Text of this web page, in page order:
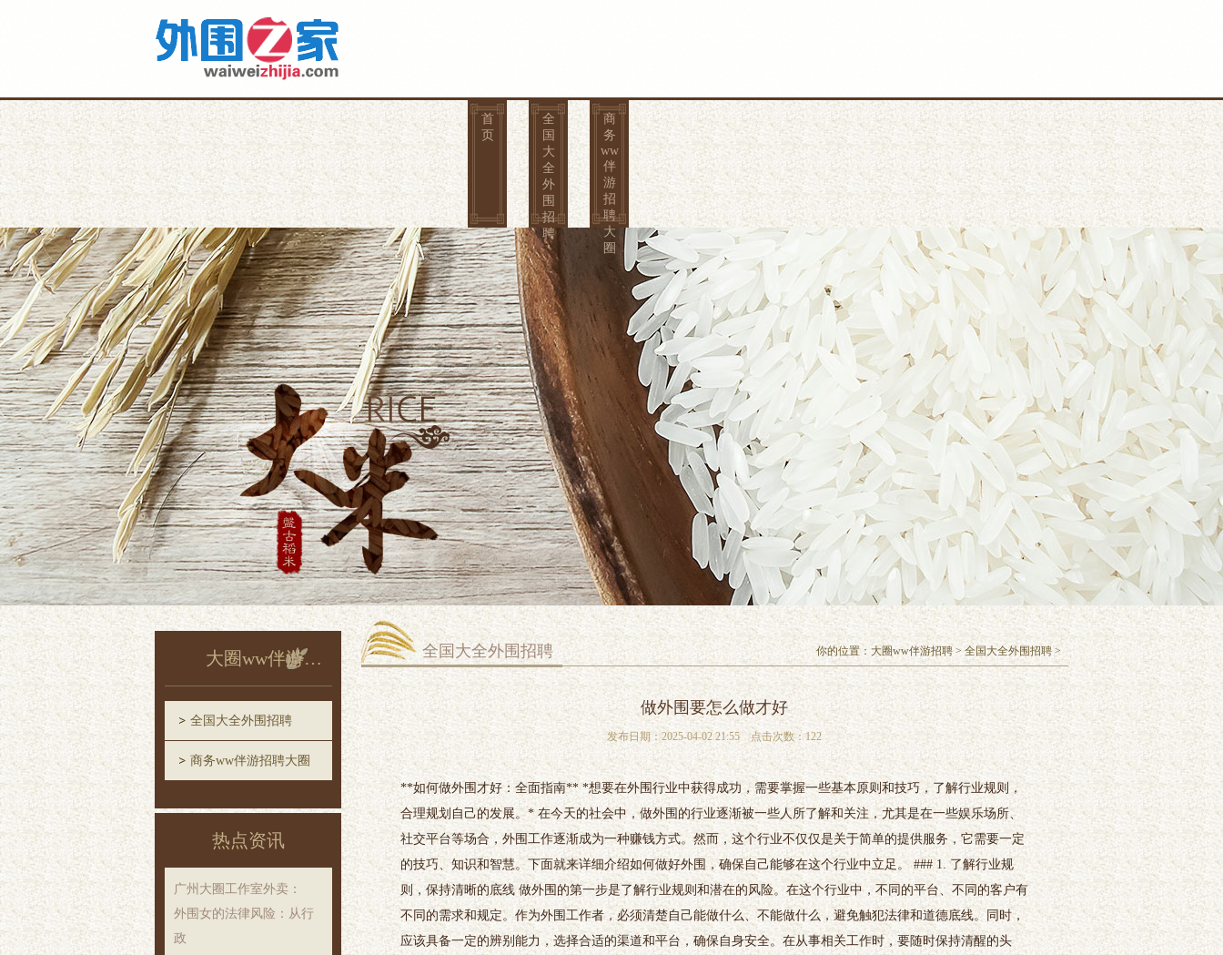
首
页
全
国
大
全
外
围
招
聘
商
务
ww
伴
游
招
聘
大
圈
大圈ww伴游招聘
全国大全外围招聘
商务ww伴游招聘大圈
热点资讯
‌广州大圈工作室外卖‌：
外围女的法律风险：从行
政
全国大全外围招聘 你的位置： 大圈ww伴游招聘 > 全国大全外围招聘 >
做外围要怎么做才好
发布日期：2025-04-02 21:55 点击次数：122
**如何做外围才好：全面指南** *想要在外围行业中获得成功，需要掌握一些基本原则和技巧，了解行业规则，
合理规划自己的发展。* 在今天的社会中，做外围的行业逐渐被一些人所了解和关注，尤其是在一些娱乐场所、
社交平台等场合，外围工作逐渐成为一种赚钱方式。然而，这个行业不仅仅是关于简单的提供服务，它需要一定
的技巧、知识和智慧。下面就来详细介绍如何做好外围，确保自己能够在这个行业中立足。 ### 1. 了解行业规
则，保持清晰的底线 做外围的第一步是了解行业规则和潜在的风险。在这个行业中，不同的平台、不同的客户有
不同的需求和规定。作为外围工作者，必须清楚自己能做什么、不能做什么，避免触犯法律和道德底线。同时，
应该具备一定的辨别能力，选择合适的渠道和平台，确保自身安全。在从事相关工作时，要随时保持清醒的头